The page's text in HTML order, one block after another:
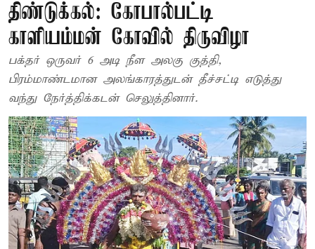
திண்டுக்கல்: கோபால்பட்டி
காளியம்மன் கோவில் திருவிழா
பக்தர் ஒருவர் 6 அடி நீள அலகு குத்தி,
பிரம்மாண்டமான அலங்காரத்துடன் தீச்சட்டி எடுத்து
வந்து நேர்த்திக்கடன் செலுத்தினார்.